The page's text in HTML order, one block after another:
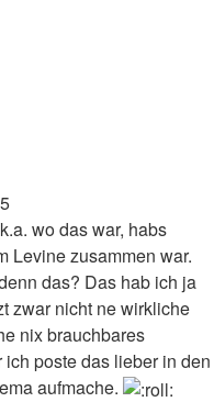
wo das war, habs
Levine zusammen war.
das? Das hab ich ja
zwar nicht ne wirkliche
nix brauchbares
poste das lieber in den
aufmache.